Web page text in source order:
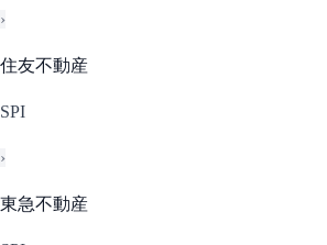
›
住友不動産
SPI
›
東急不動産